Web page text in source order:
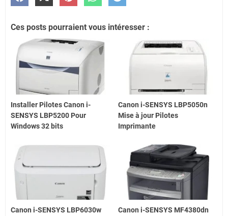
Ces posts pourraient vous intéresser :
Installer Pilotes Canon i-
SENSYS LBP5200 Pour
Windows 32 bits
Canon i-SENSYS LBP5050n
Mise à jour Pilotes
Imprimante
Canon i-SENSYS LBP6030w
Canon i-SENSYS MF4380dn